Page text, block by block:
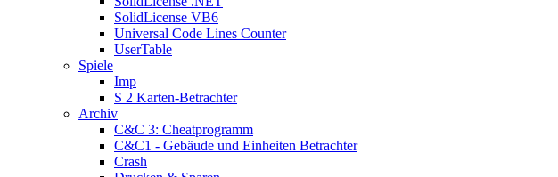
SolidLicense VB6
Universal Code Lines Counter
UserTable
Spiele
Imp
S 2 Karten-Betrachter
Archiv
C&C 3: Cheatprogramm
C&C1 - Gebäude und Einheiten Betrachter
Crash